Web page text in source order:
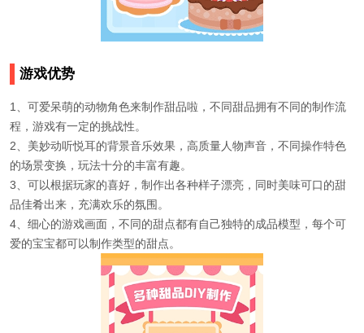
游戏优势
1、可爱呆萌的动物角色来制作甜品啦，不同甜品拥有不同的制作流
程，游戏有一定的挑战性。
2、美妙动听悦耳的背景音乐效果，高质量人物声音，不同操作特色
的场景变换，玩法十分的丰富有趣。
3、可以根据玩家的喜好，制作出各种样子漂亮，同时美味可口的甜
品佳肴出来，充满欢乐的氛围。
4、细心的游戏画面，不同的甜点都有自己独特的成品模型，每个可
爱的宝宝都可以制作类型的甜点。